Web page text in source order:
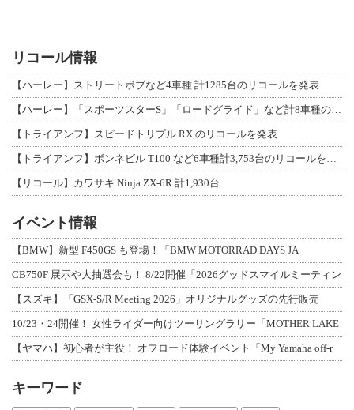
リコール情報
【ハーレー】ストリートボブなど4車種 計1285台のリコールを発表
【ハーレー】「スポーツスターS」「ロードグライド」など計8車種のリコールを発表
【トライアンフ】スピードトリプル RX のリコールを発表
【トライアンフ】ボンネビル T100 など6車種計3,753台のリコールを発表
【リコール】カワサキ Ninja ZX-6R 計1,930台
イベント情報
【BMW】新型 F450GS も登場！「BMW MOTORRAD DAYS JA
CB750F 展示や大抽選会も！ 8/22開催「2026グッドスマイルミーティン
【スズキ】「GSX-S/R Meeting 2026」オリジナルグッズの先行販売
10/23・24開催！ 女性ライダー向けツーリングラリー「MOTHER LAKE
【ヤマハ】初心者が主役！ オフロード体験イベント「My Yamaha off-r
キーワード